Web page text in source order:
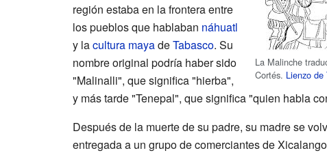
La Malinche
Cortés. Lienzo de
región estaba en la frontera entre
los pueblos que hablaban náhuatl
y lacultura mayadeTabasco. Su
nombre original podría haber sido
"Malinalli", que significa "hierba",
y más tarde "Tenepal", que significa "quien habla
Después de la muerte de su padre, su madre se
entregada a un grupo de comerciantes de